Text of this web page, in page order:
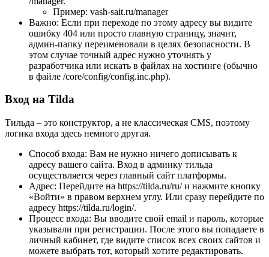
Пример: vash-sait.ru/manager
Важно: Если при переходе по этому адресу вы видите
ошибку 404 или просто главную страницу, значит,
админ-папку переименовали в целях безопасности. В
этом случае точный адрес нужно уточнять у
разработчика или искать в файлах на хостинге (обычно
в файле /core/config/config.inc.php).
Вход на Tilda
Тильда – это конструктор, а не классическая CMS, поэтому
логика входа здесь немного другая.
Способ входа: Вам не нужно ничего дописывать к
адресу вашего сайта. Вход в админку тильда
осуществляется через главный сайт платформы.
Адрес: Перейдите на https://tilda.ru/ru/ и нажмите кнопку
«Войти» в правом верхнем углу. Или сразу перейдите по
адресу https://tilda.ru/login/.
Процесс входа: Вы вводите свой email и пароль, которые
указывали при регистрации. После этого вы попадаете в
личный кабинет, где видите список всех своих сайтов и
можете выбрать тот, который хотите редактировать.